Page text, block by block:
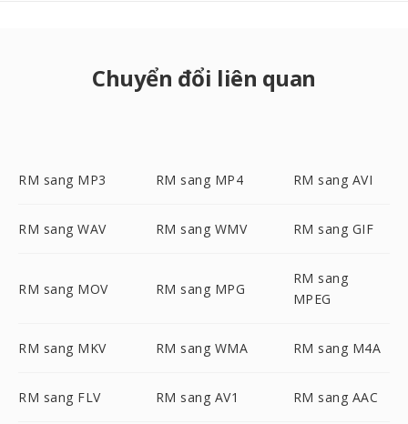
Chuyển đổi liên quan
RM sang MP3 RM sang MP4 RM sang AVI
RM sang WAV RM sang WMV RM sang GIF
RM sang MOV RM sang MPG
RM sang
MPEG
RM sang MKV RM sang WMA RM sang M4A
RM sang FLV RM sang AV1 RM sang AAC